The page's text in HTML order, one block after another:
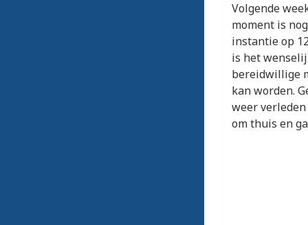
Volgende
moment is
instantie op
is het
bereidwillige
kan worden.
weer
om thuis en